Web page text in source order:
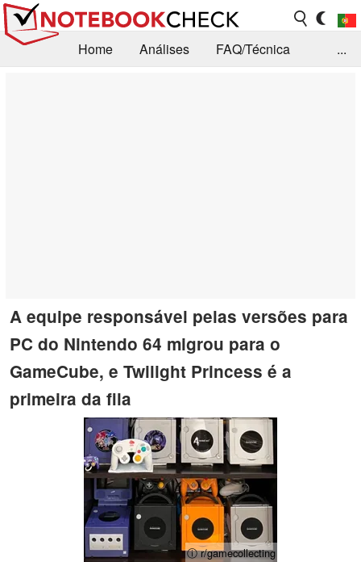
Home Análises
FAQ/Técnica
...
A equipe responsável pelas versões para
PC do Nintendo 64 migrou para o
GameCube, e Twilight Princess é a
primeira da fila
ⓘ r/gamecollecting